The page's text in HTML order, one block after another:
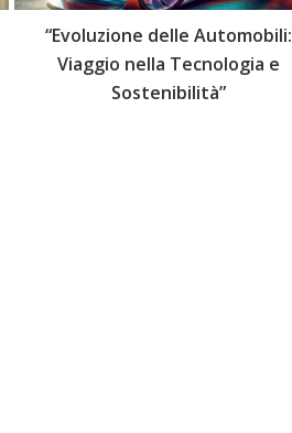
“Evoluzione delle Automobili:
Viaggio nella Tecnologia e
Sostenibilità”